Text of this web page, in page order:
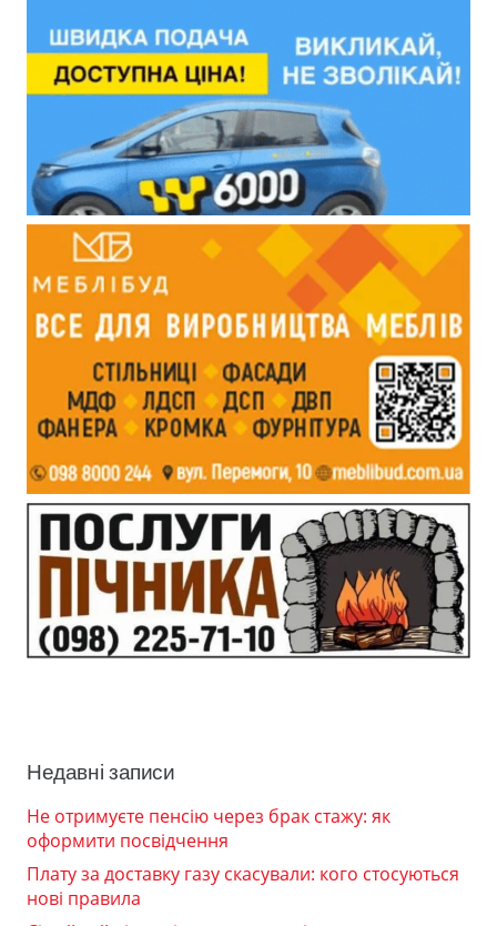
Недавні записи
Не отримуєте пенсію через брак стажу: як
оформити посвідчення
Плату за доставку газу скасували: кого стосуються
нові правила